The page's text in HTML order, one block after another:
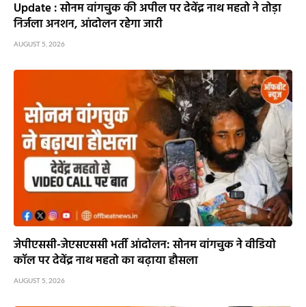
Update : सोनम वांगचुक की अपील पर देवेंद्र नाथ महतो ने तोड़ा
निर्जला अनशन, आंदोलन रहेगा जारी
AUGUST 5, 2026
जेपीएससी-जेएसएससी भर्ती आंदोलन: सोनम वांगचुक ने वीडियो
कॉल पर देवेंद्र नाथ महतो का बढ़ाया हौसला
AUGUST 5, 2026